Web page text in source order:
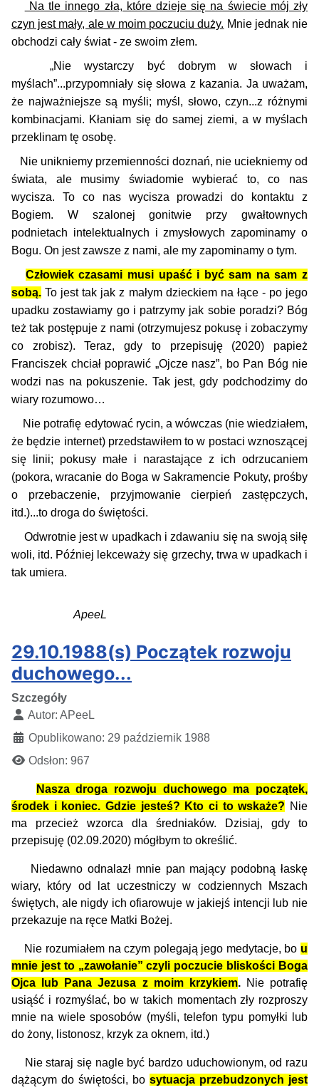
Na tle innego zła, które dzieje się na świecie mój zły
czyn jest mały, ale w moim poczuciu duży. Mnie jednak nie
obchodzi cały świat - ze swoim złem.
„Nie wystarczy być dobrym w słowach i
myślach”...przypomniały się słowa z kazania. Ja uważam,
że najważniejsze są myśli; myśl, słowo, czyn...z różnymi
kombinacjami. Kłaniam się do samej ziemi, a w myślach
przeklinam tę osobę.
Nie unikniemy przemienności doznań, nie uciekniemy od
świata, ale musimy świado­mie wybierać to, co nas
wycisza. To co nas wycisza prowadzi do kontaktu z
Bogiem. W szalonej gonitwie przy gwałtownych
podnietach intelektualnych i zmysłowych zapominamy o
Bogu. On jest zawsze z nami, ale my zapominamy o tym.
Człowiek czasami musi upaść i być sam na sam z
sobą. To jest tak jak z małym dzieckiem na łące - po jego
upadku zostawiamy go i patrzymy jak sobie poradzi? Bóg
też tak postępuje z nami (otrzymujesz pokusę i zobaczymy
co zrobisz). Teraz, gdy to przepisuję (2020) papież
Franciszek chciał poprawić „Ojcze nasz”, bo Pan Bóg nie
wodzi nas na pokuszenie. Tak jest, gdy podchodzimy do
wiary rozumowo…
Nie potrafię edytować rycin, a wówczas (nie wiedziałem,
że będzie internet) przedstawiłem to w postaci wznoszącej
się linii; pokusy małe i narastające z ich odrzucaniem
(pokora, wracanie do Boga w Sakramencie Pokuty, prośby
o przebaczenie, przyjmowanie cierpień zastępczych,
itd.)...to droga do świętości.
Odwrotnie jest w upadkach i zdawaniu się na swoją siłę
woli, itd. Później lekceważy się grzechy, trwa w upadkach i
tak umiera.
ApeeL
29.10.1988(s) Początek rozwoju
duchowego...
Szczegóły
Autor: APeeL
Opublikowano: 29 październik 1988
Odsłon: 967
Nasza droga rozwoju duchowego ma początek,
środek i koniec. Gdzie jesteś? Kto ci to wskaże? Nie
ma przecież wzorca dla średniaków. Dzisiaj, gdy to
przepisuję (02.09.2020) mógłbym to określić.
Niedawno odnalazł mnie pan mający podobną łaskę
wiary, który od lat uczestniczy w codziennych Mszach
świętych, ale nigdy ich ofiarowuje w jakiejś intencji lub nie
przekazuje na ręce Matki Bożej.
Nie rozumiałem na czym polegają jego medytacje, bo u
mnie jest to „zawołanie” czyli poczucie bliskości Boga
Ojca lub Pana Jezusa z moim krzykiem.Nie potrafię
usiąść i rozmyślać, bo w takich momentach zły rozproszy
mnie na wiele sposobów (myśli, telefon typu pomyłki lub
do żony, listonosz, krzyk za oknem, itd.)
Nie staraj się nagle być bardzo uduchowionym, od razu
dążącym do świętości, bo sytuacja przebudzonych jest